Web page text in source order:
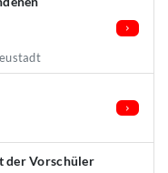
der Vorschüler